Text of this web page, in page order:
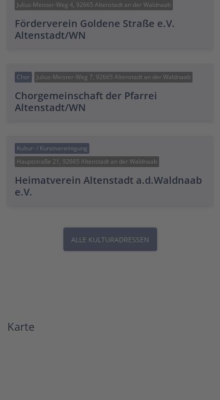
Julius-Meister-Weg 4, 92665 Altenstadt an der Waldnaab
Förderverein Goldene Straße e.V.
Altenstadt/WN
Chor Julius-Meister-Weg 7, 92665 Altenstadt an der Waldnaab
Chorgemeinschaft der Pfarrei
Altenstadt/WN
Kultur- / Kunstvereinigung
Hauptstraße 21, 92665 Altenstadt an der Waldnaab
Heimatverein Altenstadt a.d.Waldnaab
e.V.
ALLE KULTURADRESSEN
Karte